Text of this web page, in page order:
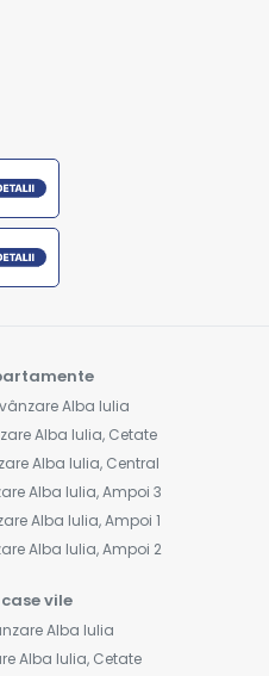
Alba Iulia
Alba Iulia, Cetate
Alba Iulia, Central
Alba Iulia, Ampoi 3
Alba Iulia, Ampoi 1
Alba Iulia, Ampoi 2
vile
Alba Iulia
Alba Iulia, Cetate